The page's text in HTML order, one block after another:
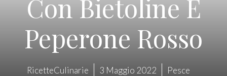
Con Bietoline E
Peperone Rosso
RicetteCulinarie 3 Maggio 2022 Pesce